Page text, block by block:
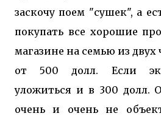
заскочу поем "сушек", а
покупать все хорошие
магазине на семью из двух
от 500 долл. Если
уложиться и в 300 долл.
очень и очень не